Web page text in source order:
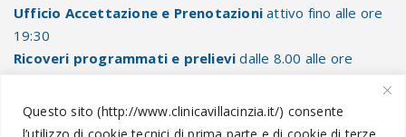
Questo sito (http://www.clinicavillacinzia.it/) consente
l’utilizzo di cookie tecnici di prima parte e di cookie di terze
Ufficio Accettazione e Prenotazioni attivo fino alle ore
19:30
Ricoveri programmati e prelievi dalle 8.00 alle ore